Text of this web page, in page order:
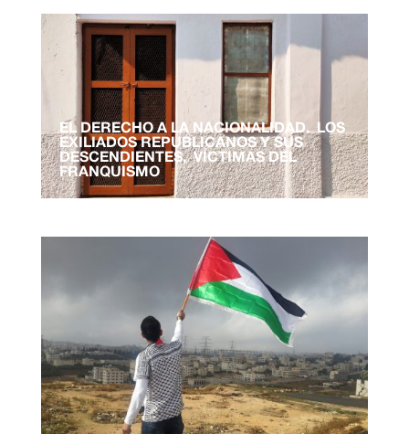
EL DERECHO A LA NACIONALIDAD. LOS
EXILIADOS REPUBLICANOS Y SUS
DESCENDIENTES, VÍCTIMAS DEL
FRANQUISMO